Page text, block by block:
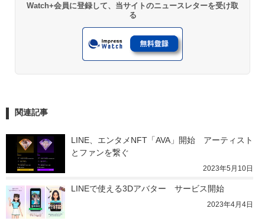
Watch+会員に登録して、当サイトのニュースレターを受け取
る
関連記事
LINE、エンタメNFT「AVA」開始　アーティスト
とファンを繋ぐ
2023年5月10日
LINEで使える3Dアバター　サービス開始
2023年4月4日